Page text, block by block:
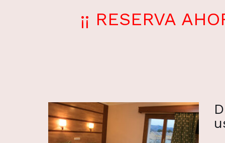
¡¡ RESERVA